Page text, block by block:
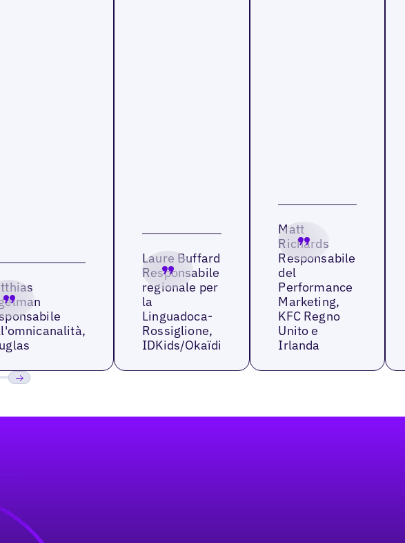
Laure Buffard
Responsabile
regionale per
la
Linguadoca-
Rossiglione,
IDKids/Okaïdi
Matt
Richards
Responsabile
del
Performance
Marketing,
KFC Regno
Unito e
Irlanda